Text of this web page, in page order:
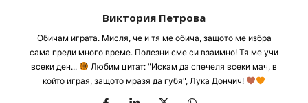
Виктория Петрова
Обичам играта. Мисля, че и тя ме обича, защото ме избра
сама преди много време. Полезни сме си взаимно! Тя ме учи
всеки ден...
Любим цитат: "Искам да спечеля всеки мач, в
който играя, защото мразя да губя", Лука Дончич!